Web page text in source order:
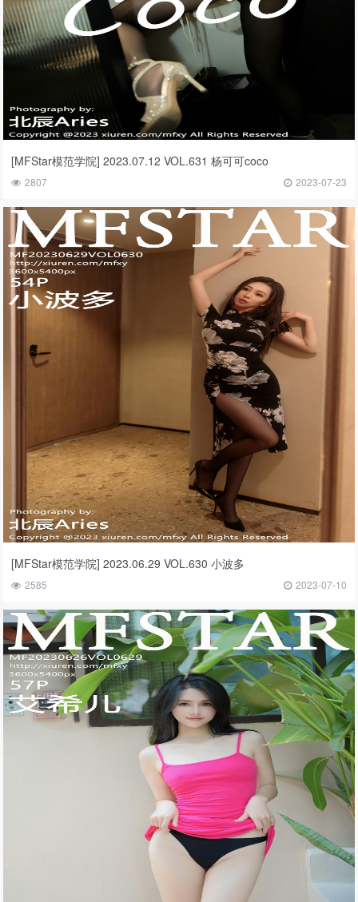
[MFStar模范学院] 2023.07.12 VOL.631 杨可可coco
2807 2023-07-23
[MFStar模范学院] 2023.06.29 VOL.630 小波多
2585 2023-07-10